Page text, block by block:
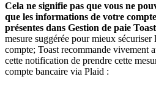
Cela ne signifie pas que vous ne
que les informations de votre
présentes dans Gestion de paie Toast
mesure suggérée pour mieux
compte; Toast recommande vivement
cette notification de prendre cette
compte bancaire via Plaid :